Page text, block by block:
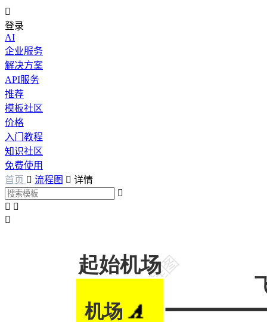

登录
AI
企业服务
解决方案
API服务
推荐
模板社区
价格
入门教程
知识社区
免费使用
首页  流程图  详情

 
